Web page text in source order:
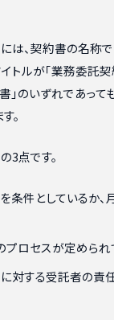
は、契約書の名称
トルが「業務委託契
」のいずれであって
。
3点です。
条件としているか、
プロセスが定めら
対する受託者の責